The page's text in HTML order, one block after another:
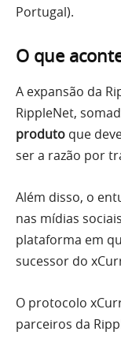
Portugal).
O que
A expansão da
RippleNet,
produto que
ser a razão por
Além disso, o
nas mídias
plataforma em
sucessor do
O protocolo
parceiros da